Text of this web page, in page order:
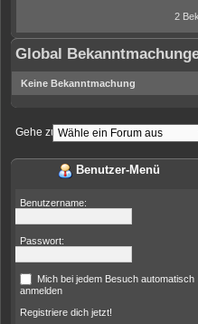
2
Global
Keine Bekanntmachung
Gehe zu:
Benutzer-Menü
Benutzername:
Passwort:
Mich bei jedem Besuch automatisch
anmelden
Registriere dich jetzt!